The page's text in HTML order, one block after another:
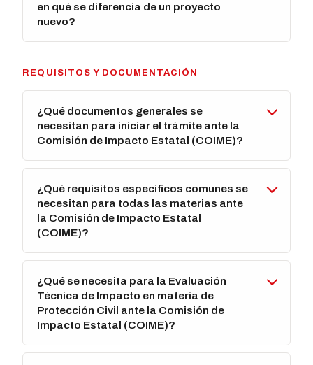
en qué se diferencia de un proyecto
nuevo?
REQUISITOS Y DOCUMENTACIÓN
¿Qué documentos generales se
necesitan para iniciar el trámite ante la
Comisión de Impacto Estatal (COIME)?
¿Qué requisitos específicos comunes se
necesitan para todas las materias ante
la Comisión de Impacto Estatal
(COIME)?
¿Qué se necesita para la Evaluación
Técnica de Impacto en materia de
Protección Civil ante la Comisión de
Impacto Estatal (COIME)?